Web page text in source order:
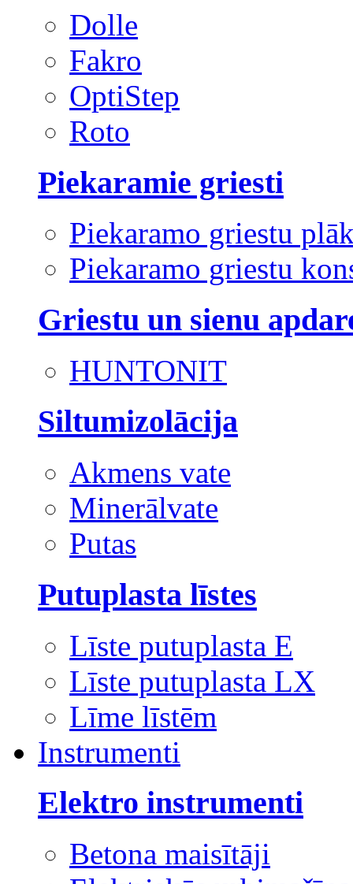
Dolle
Fakro
OptiStep
Roto
Piekaramie griesti
Piekaramo griestu
Piekaramo griestu
Griestu un sienu
HUNTONIT
Siltumizolācija
Akmens vate
Minerālvate
Putas
Putuplasta līstes
Līste putuplasta E
Līste putuplasta LX
Līme līstēm
Instrumenti
Elektro instrumenti
Betona maisītāji